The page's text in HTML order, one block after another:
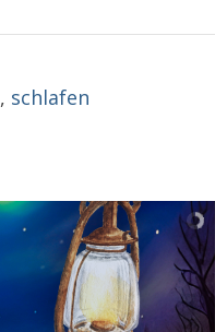
, schlafen